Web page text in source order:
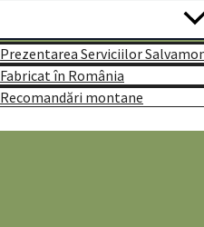
Prezentarea Serviciilor
Fabricat în România
Recomandări montane